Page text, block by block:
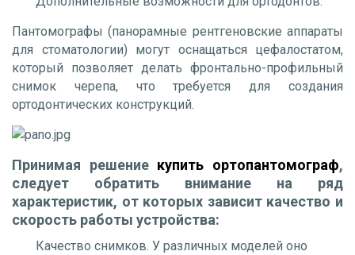
Пантомографы (панорамные рентгеновские аппараты
для стоматологии) могут оснащаться цефалостатом,
который позволяет делать фронтально-профильный
снимок черепа, что требуется для создания
ортодонтических конструкций.
Принимая решение купить ортопантомограф,
следует обратить внимание на ряд
характеристик, от которых зависит качество и
скорость работы устройства:
Качество снимков. У различных моделей оно